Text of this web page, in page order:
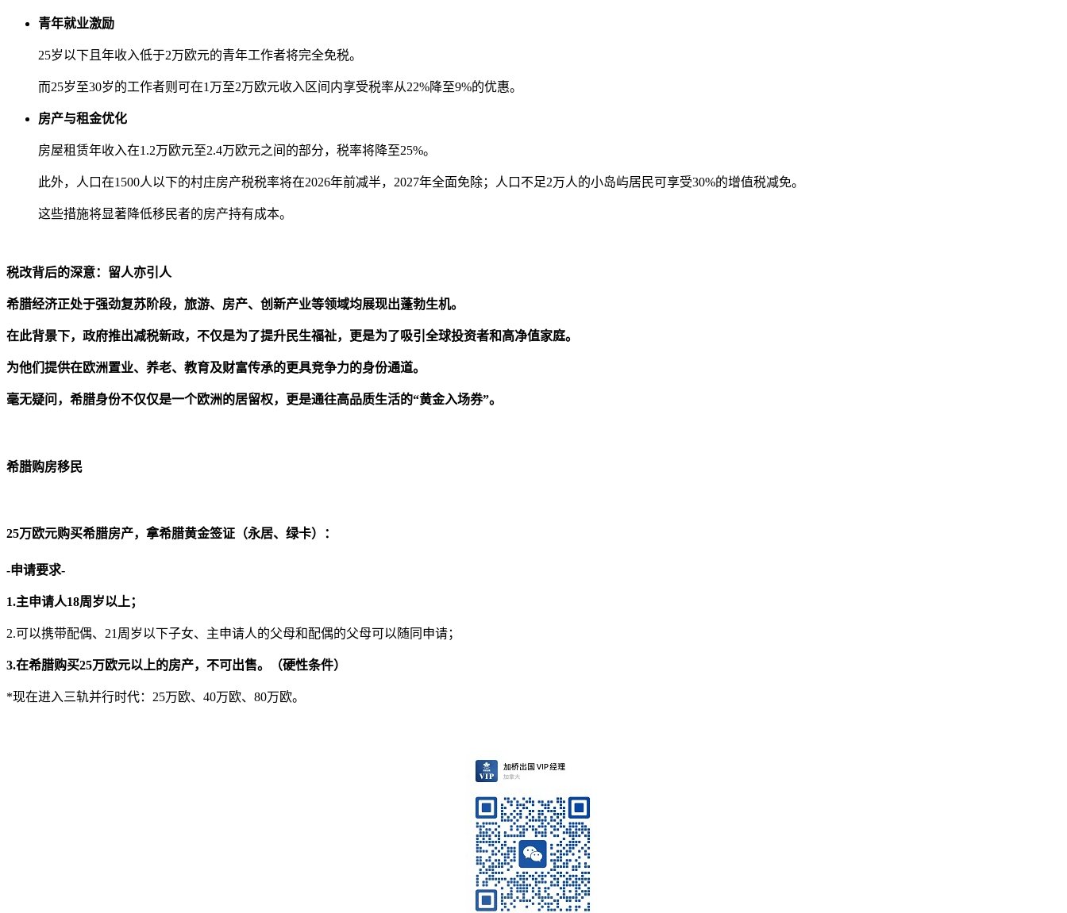
青年就业激励
25岁以下且年收入低于2万欧元的青年工作者将完全免税。
而25岁至30岁的工作者则可在1万至2万欧元收入区间内享受税率从22%降至9%的优惠。
房产与租金优化
房屋租赁年收入在1.2万欧元至2.4万欧元之间的部分，税率将降至25%。
此外，人口在1500人以下的村庄房产税税率将在2026年前减半，2027年全面免除；人口不足2万人的小岛屿居民可享受30%的增值税减免。
这些措施将显著降低移民者的房产持有成本。
税改背后的深意：留人亦引人
希腊经济正处于强劲复苏阶段，旅游、房产、创新产业等领域均展现出蓬勃生机。
在此背景下，政府推出减税新政，不仅是为了提升民生福祉，更是为了吸引全球投资者和高净值家庭。
为他们提供在欧洲置业、养老、教育及财富传承的更具竞争力的身份通道。
毫无疑问，希腊身份不仅仅是一个欧洲的居留权，更是通往高品质生活的“黄金入场券”。
希腊购房移民
25万欧元购买希腊房产，拿希腊黄金签证（永居、绿卡）：
-申请要求-
1.主申请人18周岁以上；
2.可以携带配偶、21周岁以下子女、主申请人的父母和配偶的父母可以随同申请；
3.在希腊购买25万欧元以上的房产，不可出售。（硬性条件）
*现在进入三轨并行时代：25万欧、40万欧、80万欧。